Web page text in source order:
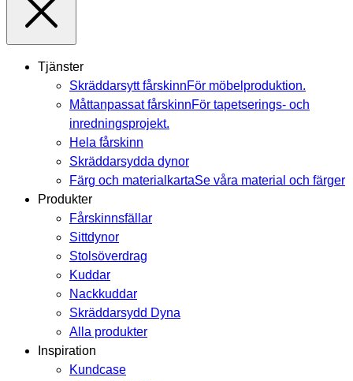
Tjänster
Skräddarsytt fårskinnFör möbelproduktion.
Måttanpassat fårskinnFör tapetserings- och
inredningsprojekt.
Hela fårskinn
Skräddarsydda dynor
Färg och materialkartaSe våra material och färger
Produkter
Fårskinnsfällar
Sittdynor
Stolsöverdrag
Kuddar
Nackkuddar
Skräddarsydd Dyna
Alla produkter
Inspiration
Kundcase